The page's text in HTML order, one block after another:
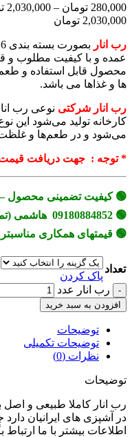
280,000 تومان –
2,030,000
2,030,000 تومان
رب انار
عمده و با کیفیت مطلوب
محصول قابل استفاده و
ها و غذاها می باشد.
رب انار شرکتی نوعی رب
کارخانه‌ تولید می‌شود این
می‌شود و در طعم‌ها و
* توجه : جهت دریافت قیمت
🟢 کیفیت تضمینی محصول –
🟢 09180884852 هاشمی (تماس/ پیام)
🟢 قیمتهای همکاری
تعداد
پاک کردن
رب انار عدد
افزودن به سبد خرید
توضیحات
توضیحات تکمیلی
نظرات (0)
توضیحات
رب انار کاملا طبیعی و اصل
در آشپزی های ایرانیان
اطلاعات بیشتر با ما ارتباط